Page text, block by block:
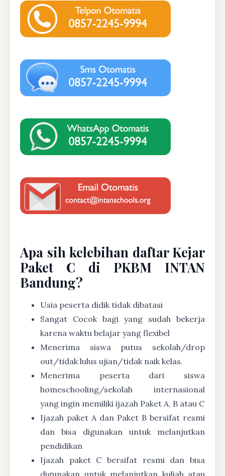
Apa sih kelebihan daftar Kejar
Paket C di PKBM INTAN
Bandung?
Usia peserta didik tidak dibatasi
Sangat Cocok bagi yang sudah bekerja
karena waktu belajar yang flexibel
Menerima siswa putus sekolah/drop
out/tidak lulus ujian/tidak naik kelas.
Menerima peserta dari siswa
homeschooling/sekolah internasional
yang ingin memiliki ijazah Paket A, B atau C
Ijazah paket A dan Paket B bersifat resmi
dan bisa digunakan untuk melanjutkan
pendidikan
Ijazah paket C bersifat resmi dan bisa
digunakan untuk melanjutkan kuliah atau